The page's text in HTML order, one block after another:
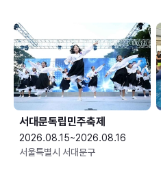
서대문독립민주축제
2026.08.15~2026.08.16
서울특별시 서대문구